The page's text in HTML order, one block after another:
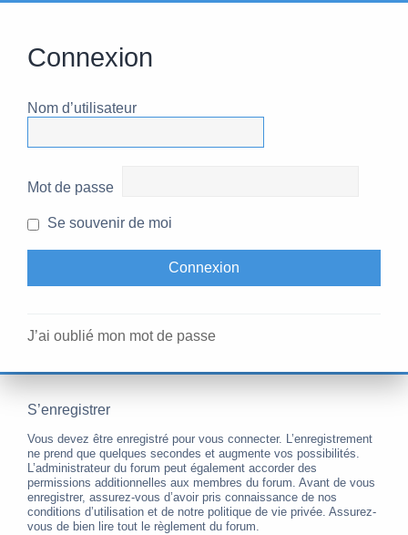
Connexion
Nom d’utilisateur
Mot de passe
Se souvenir de moi
J’ai oublié mon mot de passe
S’enregistrer
Vous devez être enregistré pour vous connecter. L’enregistrement
ne prend que quelques secondes et augmente vos possibilités.
L’administrateur du forum peut également accorder des
permissions additionnelles aux membres du forum. Avant de vous
enregistrer, assurez-vous d’avoir pris connaissance de nos
conditions d’utilisation et de notre politique de vie privée. Assurez-
vous de bien lire tout le règlement du forum.